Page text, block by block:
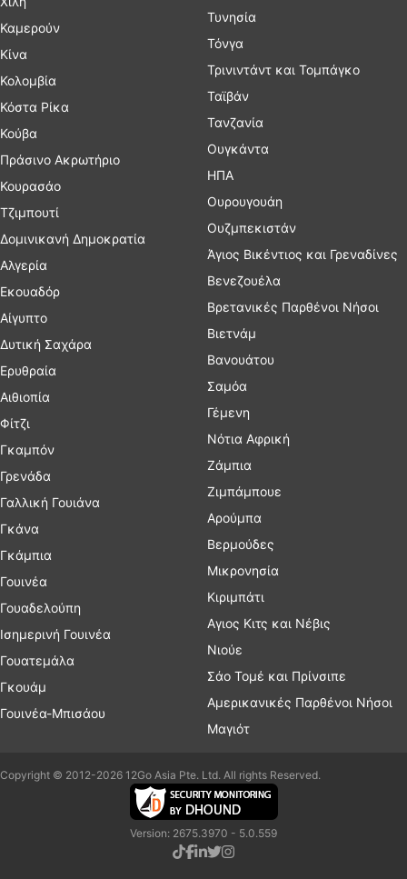
Καμερούν
Κίνα
Κολομβία
Κόστα Ρίκα
Κούβα
Πράσινο Ακρωτήριο
Κουρασάο
Τζιμπουτί
Δομινικανή Δημοκρατία
Αλγερία
Εκουαδόρ
Αίγυπτο
Δυτική Σαχάρα
Ερυθραία
Αιθιοπία
Φίτζι
Γκαμπόν
Γρενάδα
Γαλλική Γουιάνα
Γκάνα
Γκάμπια
Γουινέα
Γουαδελούπη
Ισημερινή Γουινέα
Γουατεμάλα
Γκουάμ
Γουινέα-Μπισάου
Τυνησία
Τόνγα
Τρινιντάντ και Τομπάγκο
Ταϊβάν
Τανζανία
Ουγκάντα
ΗΠΑ
Ουρουγουάη
Ουζμπεκιστάν
Άγιος Βικέντιος και Γρεναδίνες
Βενεζουέλα
Βρετανικές Παρθένοι Νήσοι
Βιετνάμ
Βανουάτου
Σαμόα
Γέμενη
Νότια Αφρική
Ζάμπια
Ζιμπάμπουε
Αρούμπα
Βερμούδες
Μικρονησία
Κιριμπάτι
Αγιος Κιτς και Νέβις
Νιούε
Σάο Τομέ και Πρίνσιπε
Αμερικανικές Παρθένοι Νήσοι
Μαγιότ
Copyright © 2012-2026 12Go Asia Pte. Ltd. All rights Reserved.
Version: 2675.3970 - 5.0.559